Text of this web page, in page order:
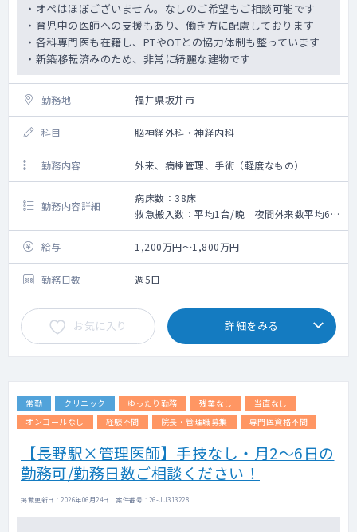
・オペはほぼございません。なしのご希望もご相談可能です
・育児中の医師への支援もあり、働き方に配慮しております
・各科専門医も在籍し、PTやOTとの協力体制も整っています
・新築移転済みのため、非常に綺麗な建物です
勤務地 福井県坂井市
科目 脳神経外科・神経内科
勤務内容 外来、病棟管理、手術（軽度なもの）
勤務内容詳細
病床数：38床
救急搬入数：平均1台/晩 夜間外来数平均6
名位/晩
リハビリテーション病棟の管理業務及び外来
をご対応いただきます。
オペはほとんどなく、あったとしても軽度の
オペのみです。
（オペ無しのご相談も可能です）
給与 1,200万円～1,800万円
勤務日数 週5日
お気に入り 詳細をみる
常勤 クリニック ゆったり勤務 残業なし
当直なし
オンコールなし
経験不問 院長・管理職募集 専門医資格不問
【長野駅×管理医師】手技なし・月2～6日の
勤務可/勤務日数ご相談ください！
掲載更新日 : 2026年06月24日 案件番号 : 26-JJ313228